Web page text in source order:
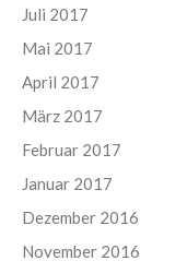
Juli 2017
Mai 2017
April 2017
März 2017
Februar 2017
Januar 2017
Dezember 2016
November 2016